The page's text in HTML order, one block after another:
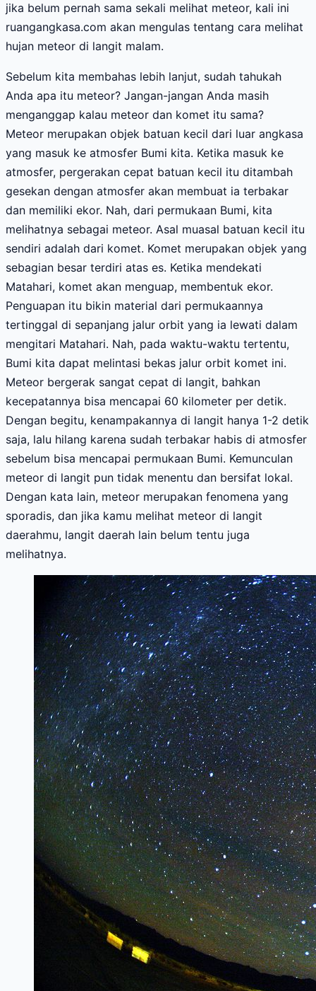
jika belum pernah sama sekali melihat meteor, kali ini
ruangangkasa.com akan mengulas tentang cara melihat
hujan meteor di langit malam.
Sebelum kita membahas lebih lanjut, sudah tahukah
Anda apa itu meteor? Jangan-jangan Anda masih
menganggap kalau meteor dan komet itu sama?
Meteor merupakan objek batuan kecil dari luar angkasa
yang masuk ke atmosfer Bumi kita. Ketika masuk ke
atmosfer, pergerakan cepat batuan kecil itu ditambah
gesekan dengan atmosfer akan membuat ia terbakar
dan memiliki ekor. Nah, dari permukaan Bumi, kita
melihatnya sebagai meteor. Asal muasal batuan kecil itu
sendiri adalah dari komet. Komet merupakan objek yang
sebagian besar terdiri atas es. Ketika mendekati
Matahari, komet akan menguap, membentuk ekor.
Penguapan itu bikin material dari permukaannya
tertinggal di sepanjang jalur orbit yang ia lewati dalam
mengitari Matahari. Nah, pada waktu-waktu tertentu,
Bumi kita dapat melintasi bekas jalur orbit komet ini.
Meteor bergerak sangat cepat di langit, bahkan
kecepatannya bisa mencapai 60 kilometer per detik.
Dengan begitu, kenampakannya di langit hanya 1-2 detik
saja, lalu hilang karena sudah terbakar habis di atmosfer
sebelum bisa mencapai permukaan Bumi. Kemunculan
meteor di langit pun tidak menentu dan bersifat lokal.
Dengan kata lain, meteor merupakan fenomena yang
sporadis, dan jika kamu melihat meteor di langit
daerahmu, langit daerah lain belum tentu juga
melihatnya.